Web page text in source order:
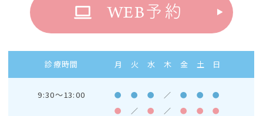
WEB予約
診療時間 月 火 水 木 金 土 日
9:30～13:00 ● ● ● ／ ● ●
●
●
／ ● ／ ● ● ●